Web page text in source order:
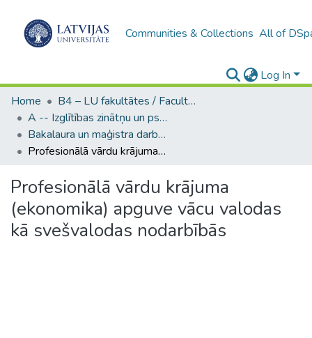
Communities & Collections All of
Log In
Home
B4 – LU fakultātes / Faculties of the UL
A -- Izglītības zinātņu un psiholoģijas fakultāte / Faculty of Education Sciences and Psychology
Bakalaura un maģistra darbi (PPMF) / Bachelor's and Master's theses
Profesionālā vārdu krājuma (ekonomika) apguve vācu valodas kā svešvalodas nodarbībās
Profesionālā vārdu krājuma
(ekonomika) apguve vācu valodas
kā svešvalodas nodarbībās